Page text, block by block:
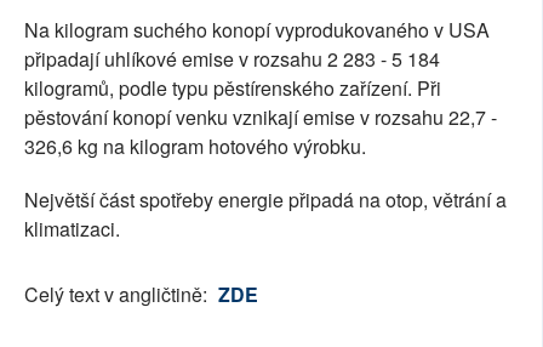
Na kilogram suchého konopí vyprodukovaného v USA
připadají uhlíkové emise v rozsahu 2 283 - 5 184
kilogramů, podle typu pěstírenského zařízení. Při
pěstování konopí venku vznikají emise v rozsahu 22,7 -
326,6 kg na kilogram hotového výrobku.
Největší část spotřeby energie připadá na otop, větrání a
klimatizaci.
Celý text v angličtině: ZDE